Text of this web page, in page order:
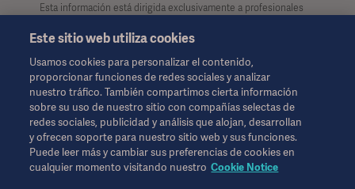
Esta información está dirigida exclusivamente a profesionales
únicamente carácter informativo. Dicha información no es
exhaustiva y por lo tanto, no debe considerarse como reemplazo
de las instrucciones de uso, manual de usuario o consejo
médico. Getinge no se hace responsable del uso ilegal,
indebido o por la manipulación de los contenidos e
informaciones de esta página. Tanto el acceso a la información
como el uso que pueda hacerse de la misma, y su contenido
será exclusivamente responsabilidad del usuario.
Es posible que alguna terapia, solución o producto mencionado
Este sitio web utiliza cookies
Usamos cookies para personalizar el contenido,
proporcionar funciones de redes sociales y analizar
nuestro tráfico. También compartimos cierta información
sobre su uso de nuestro sitio con compañías selectas de
redes sociales, publicidad y análisis que alojan, desarrollan
y ofrecen soporte para nuestro sitio web y sus funciones.
Puede leer más y cambiar sus preferencias de cookies en
cualquier momento visitando nuestro Cookie Notice